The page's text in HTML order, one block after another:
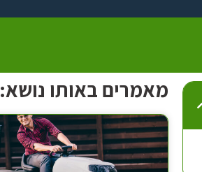
מאמרים באותו נושא: